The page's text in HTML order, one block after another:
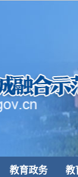
教育政务 教